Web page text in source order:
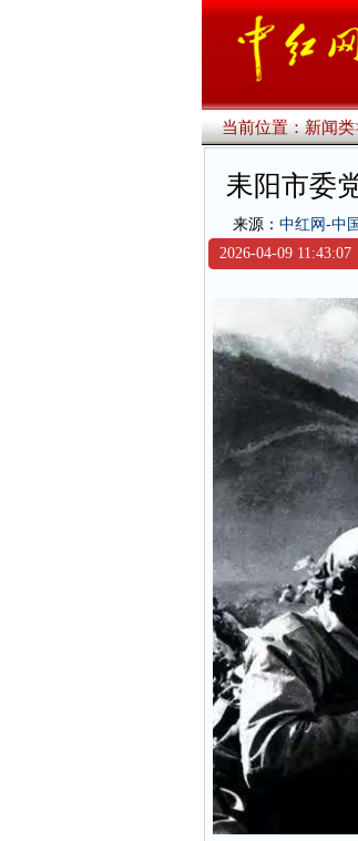
当前位置：新闻类
耒阳市委
来源： 中红网-中
2026-04-09 11:43:07